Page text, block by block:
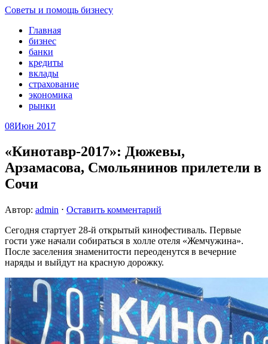
Советы и помощь бизнесу
Главная
бизнес
банки
кредиты
вклады
страхование
экономика
рынки
08Июн 2017
«Кинотавр-2017»: Дюжевы,
Арзамасова, Смольянинов прилетели в
Сочи
Автор: admin ⋅ Оставить комментарий
Сегодня стартует 28-й открытый кинофестиваль. Первые
гости уже начали собираться в холле отеля «Жемчужина».
После заселения знаменитости переоденутся в вечерние
наряды и выйдут на красную дорожку.